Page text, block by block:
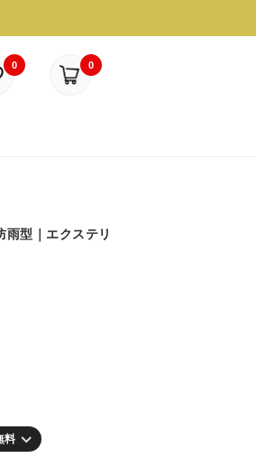
0 0
型｜エクステリ
料